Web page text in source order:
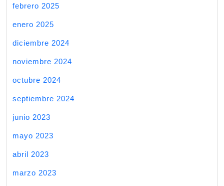
febrero 2025
enero 2025
diciembre 2024
noviembre 2024
octubre 2024
septiembre 2024
junio 2023
mayo 2023
abril 2023
marzo 2023